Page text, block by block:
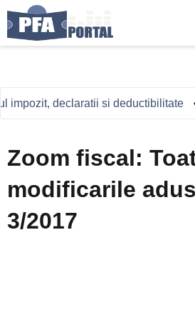
declaratii si deductibilitate •
Zoom fiscal:
modificarile
3/2017